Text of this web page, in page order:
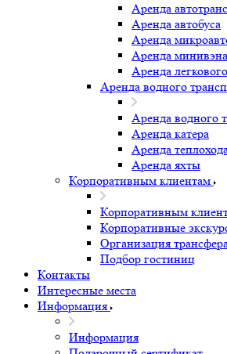
Аренда
Аренда автобуса
Аренда
Аренда минивэна
Аренда
Аренда водного
Аренда водного
Аренда катера
Аренда
Аренда яхты
Корпоративным клиентам
Корпоративным
Корпоративные
Организация
Подбор гостиниц
Контакты
Интересные места
Информация
Информация